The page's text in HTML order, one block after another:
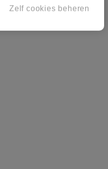
Zelf cookies beheren